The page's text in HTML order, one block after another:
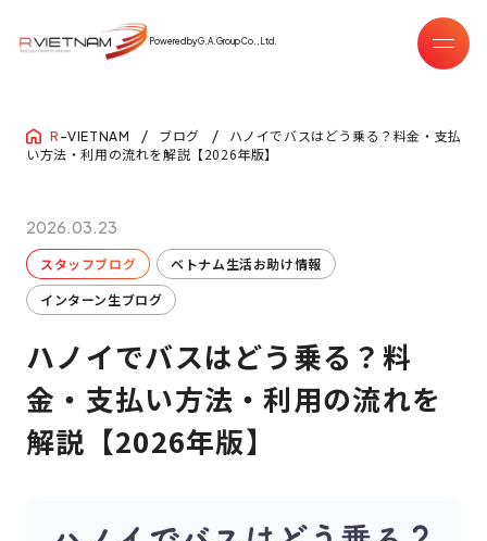
Powered by G.A.Group Co.,Ltd.
R -VIETNAM ブログ
ハノイでバスはどう乗る？料金・支払
い方法・利用の流れを解説【2026年版】
2026.03.23
スタッフブログ
ベトナム生活お助け情報
インターン生ブログ
ハノイでバスはどう乗る？料
金・支払い方法・利用の流れを
解説【2026年版】